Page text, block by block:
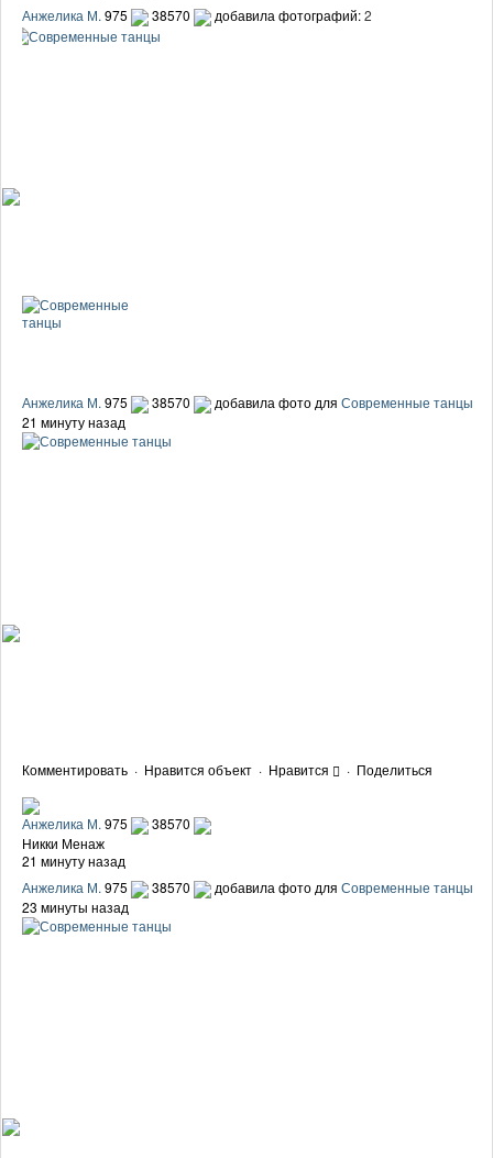
Анжелика М. 975 38570 добавила фотографий:2
Анжелика М. 975 38570 добавила фото для Современные танцы
21 минуту назад
Комментировать · Нравится объект · Нравится · Поделиться
Анжелика М.975
38570
Никки Менаж
21 минуту назад
Анжелика М. 975 38570 добавила фото для Современные танцы
23 минуты назад